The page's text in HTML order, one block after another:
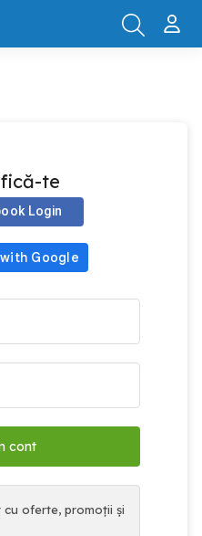
te
Login
cu oferte, promoții și